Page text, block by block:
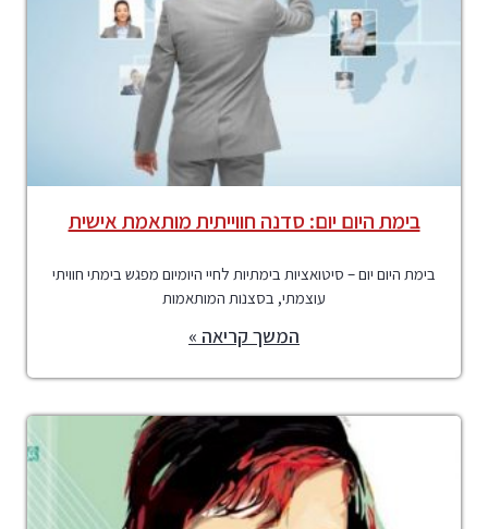
בימת היום יום: סדנה חווייתית מותאמת אישית
בימת היום יום – סיטואציות בימתיות לחיי היומיום מפגש בימתי חוויתי
עוצמתי, בסצנות המותאמות
המשך קריאה »